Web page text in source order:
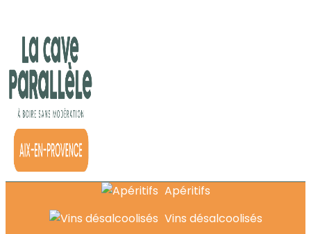
Apéritifs
Vins désalcoolisés